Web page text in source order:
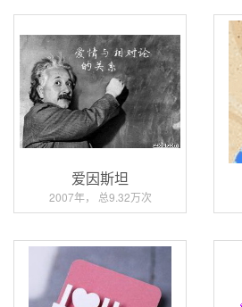
爱因斯坦
2007年， 总9.32万次